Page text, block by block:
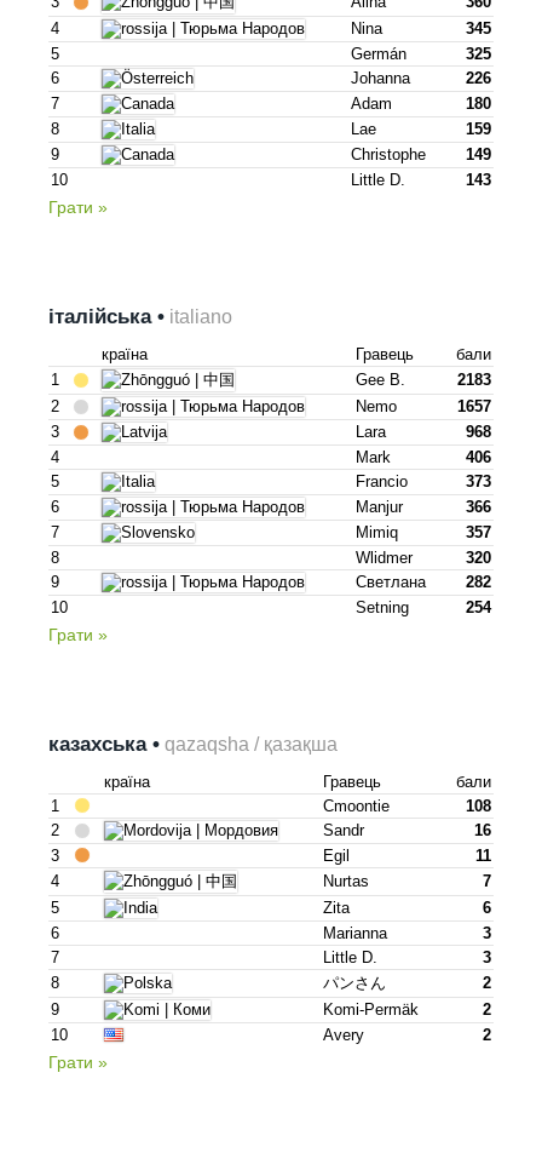
4
Nina
345
5
Germán
325
6
Johanna
226
7
Adam
180
8
Lae
159
9
Christophe
149
10
Little D. 143
Грати »
італійська • italiano
країна Гравець
бали
1
Gee B.
2183
2
Nemo
1657
3
Lara
968
4
Mark
406
5
Francio
373
6
Manjur
366
7
Mimiq
357
8
Wlidmer
320
9
Светлана
282
10
Setning 254
Грати »
казахська • qazaqsha / қазақша
країна Гравець
бали
1
Cmoontie
108
2
Sandr
16
3
Egil
11
4
Nurtas
7
5
Zita
6
6
Marianna
3
7
Little D.
3
8
パンさん
2
9
Komi-Permäk
2
10
Avery 2
Грати »